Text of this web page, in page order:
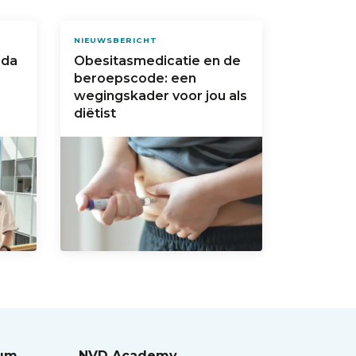
NIEUWSBERICHT
Obesitasmedicatie en de
beroepscode: een
wegingskader voor jou als
diëtist